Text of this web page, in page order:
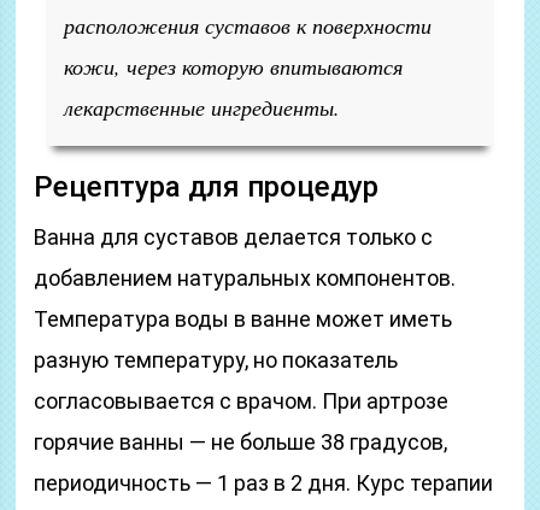
расположения суставов к поверхности
кожи, через которую впитываются
лекарственные ингредиенты.
Рецептура для процедур
Ванна для суставов делается только с
добавлением натуральных компонентов.
Температура воды в ванне может иметь
разную температуру, но показатель
согласовывается с врачом. При артрозе
горячие ванны — не больше 38 градусов,
периодичность — 1 раз в 2 дня. Курс терапии